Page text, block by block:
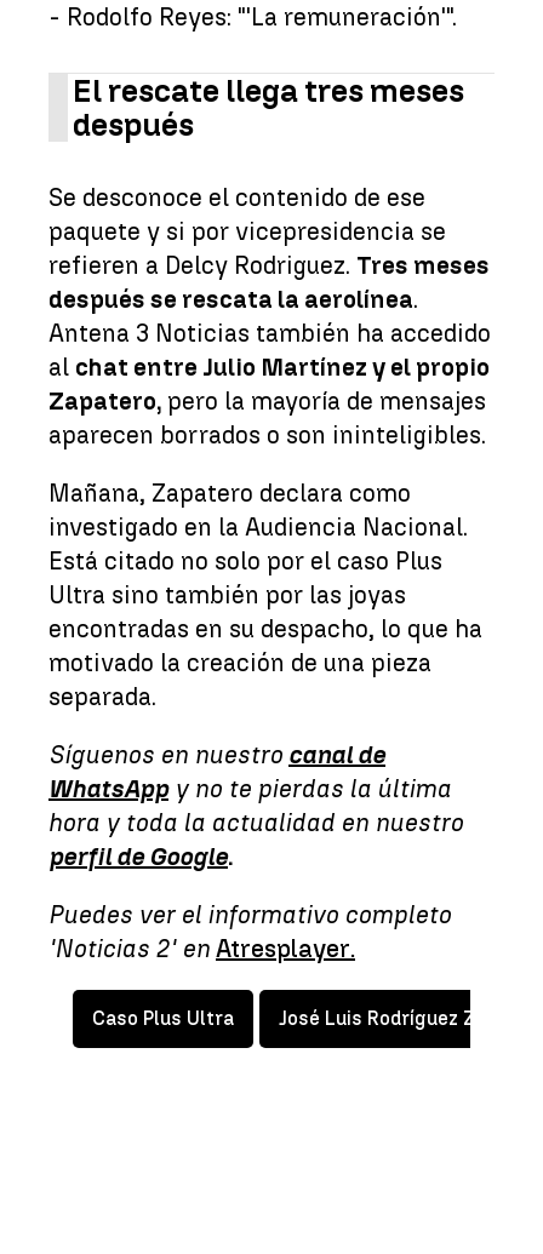
- Rodolfo Reyes: "'La remuneración'".
El rescate llega tres meses
después
Se desconoce el contenido de ese
paquete y si por vicepresidencia se
refieren a Delcy Rodriguez. Tres meses
después se rescata la aerolínea.
Antena 3 Noticias también ha accedido
al chat entre Julio Martínez y el propio
Zapatero, pero la mayoría de mensajes
aparecen borrados o son ininteligibles.
Mañana, Zapatero declara como
investigado en la Audiencia Nacional.
Está citado no solo por el caso Plus
Ultra sino también por las joyas
encontradas en su despacho, lo que ha
motivado la creación de una pieza
separada.
Síguenos en nuestro canal de
WhatsAppy no te pierdas la última
hora y toda la actualidad en nuestro
perfil de Google.
Puedes ver el informativo completo
'Noticias 2' en Atresplayer.
Caso Plus Ultra José Luis Rodríguez